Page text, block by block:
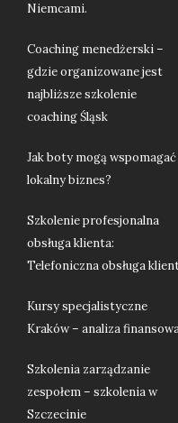
Niemcami.
Coaching menedżerski –
gdzie organizowane jest
najbliższe szkolenie
coaching Śląsk
Jak boty mogą wspomagać
lokalny biznes?
Szkolenie profesjonalna
obsługa klienta:
Telefoniczna obsługa
Kursy specjalistyczne
Kraków – analiza
Szkolenia zarządzanie
zespołem – szkolenia w
Szczecinie